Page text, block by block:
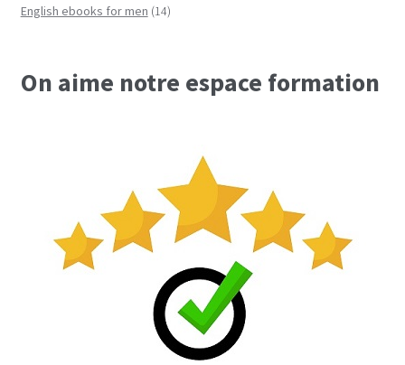
produits
English ebooks for men 1414
On aime notre espace formation